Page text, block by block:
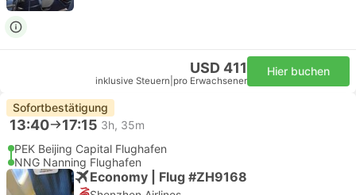
USD 411
inklusive Steuern pro Erwachsener
Hier buchen
Sofortbestätigung
13:40 17:15 3h, 35m
PEK Beijing Capital Flughafen
NNG Nanning Flughafen
Economy | Flug #ZH9168